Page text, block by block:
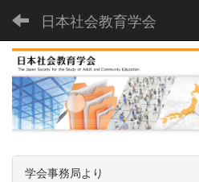
日本社会教育学会
学会事務局より